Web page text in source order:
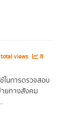
views
8
ในการตรวจสอบ
ายทางสังคม